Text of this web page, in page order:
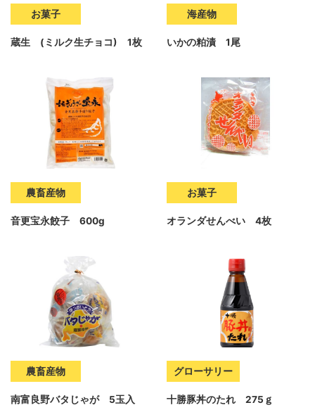
お菓子
蔵生 (ミルク生チョコ) 1枚
海産物
いかの粕漬 1尾
農畜産物
音更宝永餃子 600g
お菓子
オランダせんべい 4枚
農畜産物
南富良野バタじゃが 5玉入
グローサリー
十勝豚丼のたれ 275ｇ